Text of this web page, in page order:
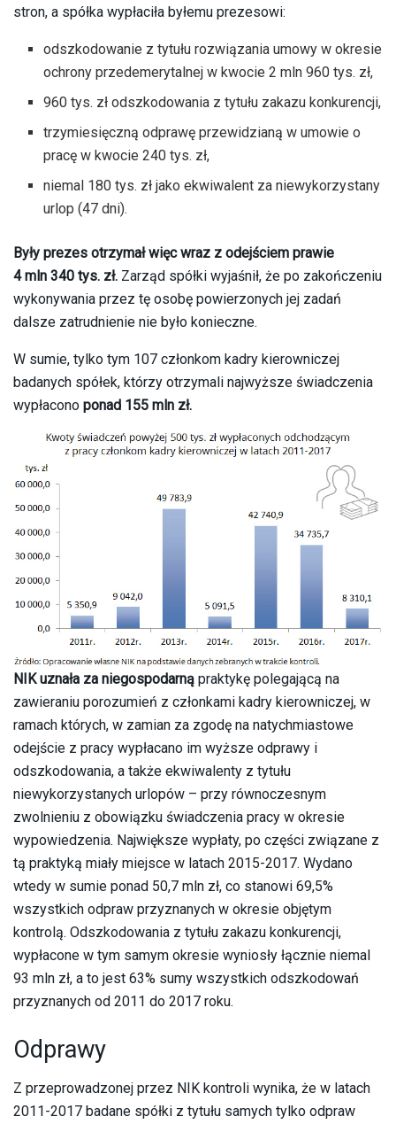
stron, a spółka wypłaciła byłemu prezesowi:
odszkodowanie z tytułu rozwiązania umowy w okresie
ochrony przedemerytalnej w kwocie 2 mln 960 tys. zł,
960 tys. zł odszkodowania z tytułu zakazu konkurencji,
trzymiesięczną odprawę przewidzianą w umowie o
pracę w kwocie 240 tys. zł,
niemal 180 tys. zł jako ekwiwalent za niewykorzystany
urlop (47 dni).
Były prezes otrzymał więc wraz z odejściem prawie
4 mln 340 tys. zł. Zarząd spółki wyjaśnił, że po zakończeniu
wykonywania przez tę osobę powierzonych jej zadań
dalsze zatrudnienie nie było konieczne.
W sumie, tylko tym 107 członkom kadry kierowniczej
badanych spółek, którzy otrzymali najwyższe świadczenia
wypłacono ponad 155 mln zł.
NIK uznała za niegospodarną praktykę polegającą na
zawieraniu porozumień z członkami kadry kierowniczej, w
ramach których, w zamian za zgodę na natychmiastowe
odejście z pracy wypłacano im wyższe odprawy i
odszkodowania, a także ekwiwalenty z tytułu
niewykorzystanych urlopów – przy równoczesnym
zwolnieniu z obowiązku świadczenia pracy w okresie
wypowiedzenia. Największe wypłaty, po części związane z
tą praktyką miały miejsce w latach 2015-2017. Wydano
wtedy w sumie ponad 50,7 mln zł, co stanowi 69,5%
wszystkich odpraw przyznanych w okresie objętym
kontrolą. Odszkodowania z tytułu zakazu konkurencji,
wypłacone w tym samym okresie wyniosły łącznie niemal
93 mln zł, a to jest 63% sumy wszystkich odszkodowań
przyznanych od 2011 do 2017 roku.
Odprawy
Z przeprowadzonej przez NIK kontroli wynika, że w latach
2011-2017 badane spółki z tytułu samych tylko odpraw